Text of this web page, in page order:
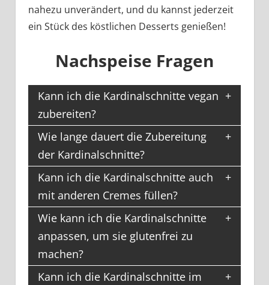
nahezu unverändert, und du kannst jederzeit
ein Stück des köstlichen Desserts genießen!
Nachspeise Fragen
Kann ich die Kardinalschnitte vegan
zubereiten?
Wie lange dauert die Zubereitung
der Kardinalschnitte?
Kann ich die Kardinalschnitte auch
mit anderen Cremes füllen?
Wie kann ich die Kardinalschnitte
anpassen, um sie glutenfrei zu
machen?
Kann ich die Kardinalschnitte im